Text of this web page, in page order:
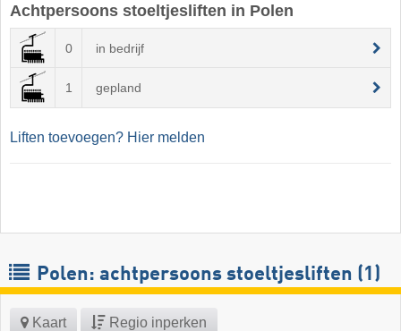
Achtpersoons stoeltjesliften in Polen
0 in bedrijf
1 gepland
Liften toevoegen? Hier melden
Polen: achtpersoons stoeltjesliften (1)
Kaart Regio inperken